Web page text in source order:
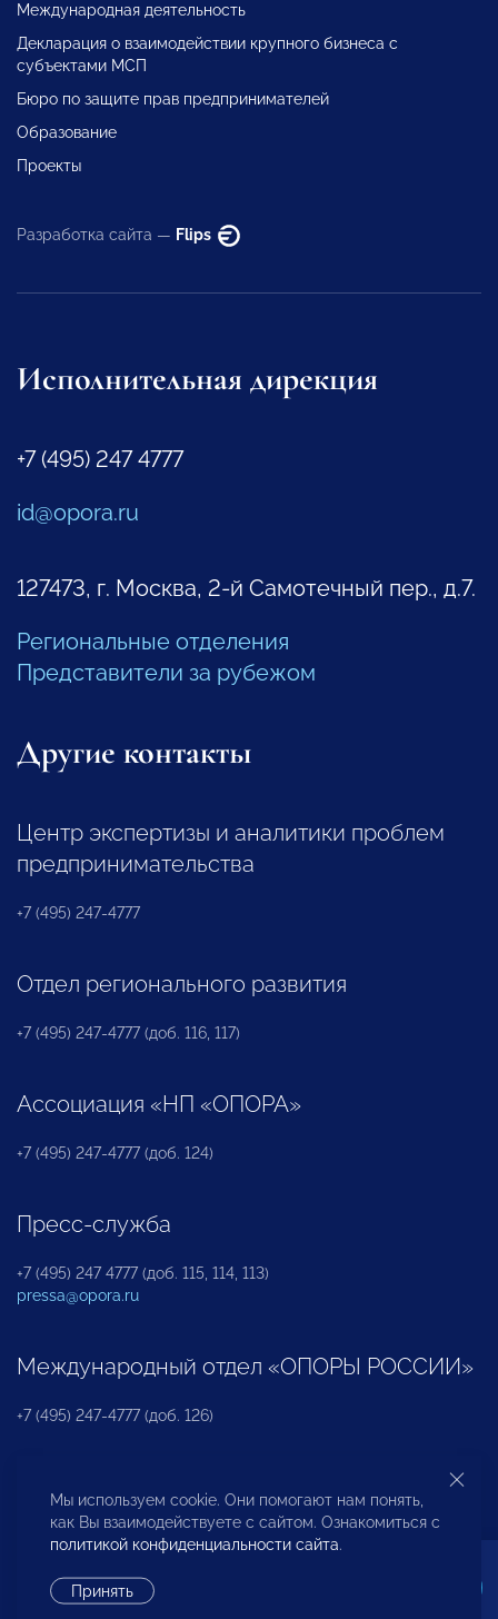
Международная деятельность
Декларация о взаимодействии крупного бизнеса с
субъектами МСП
Бюро по защите прав предпринимателей
Образование
Проекты
Разработка сайта — Flips
Исполнительная дирекция
+7 (495) 247 4777
id@opora.ru
127473, г. Москва, 2-й Самотечный пер., д.7.
Региональные отделения
Представители за рубежом
Другие контакты
Центр экспертизы и аналитики проблем
предпринимательства
+7 (495) 247-4777
Отдел регионального развития
+7 (495) 247-4777 (доб. 116, 117)
Ассоциация «НП «ОПОРА»
+7 (495) 247-4777 (доб. 124)
Пресс-служба
+7 (495) 247 4777 (доб. 115, 114, 113)
pressa@opora.ru
Международный отдел «ОПОРЫ РОССИИ»
+7 (495) 247-4777 (доб. 126)
Бюро по защите прав предпринимателей и
инвесторов
Мы используем cookie. Они помогают нам понять,
как Вы взаимодействуете с сайтом. Ознакомиться с
политикой конфиденциальности сайта.
Принять